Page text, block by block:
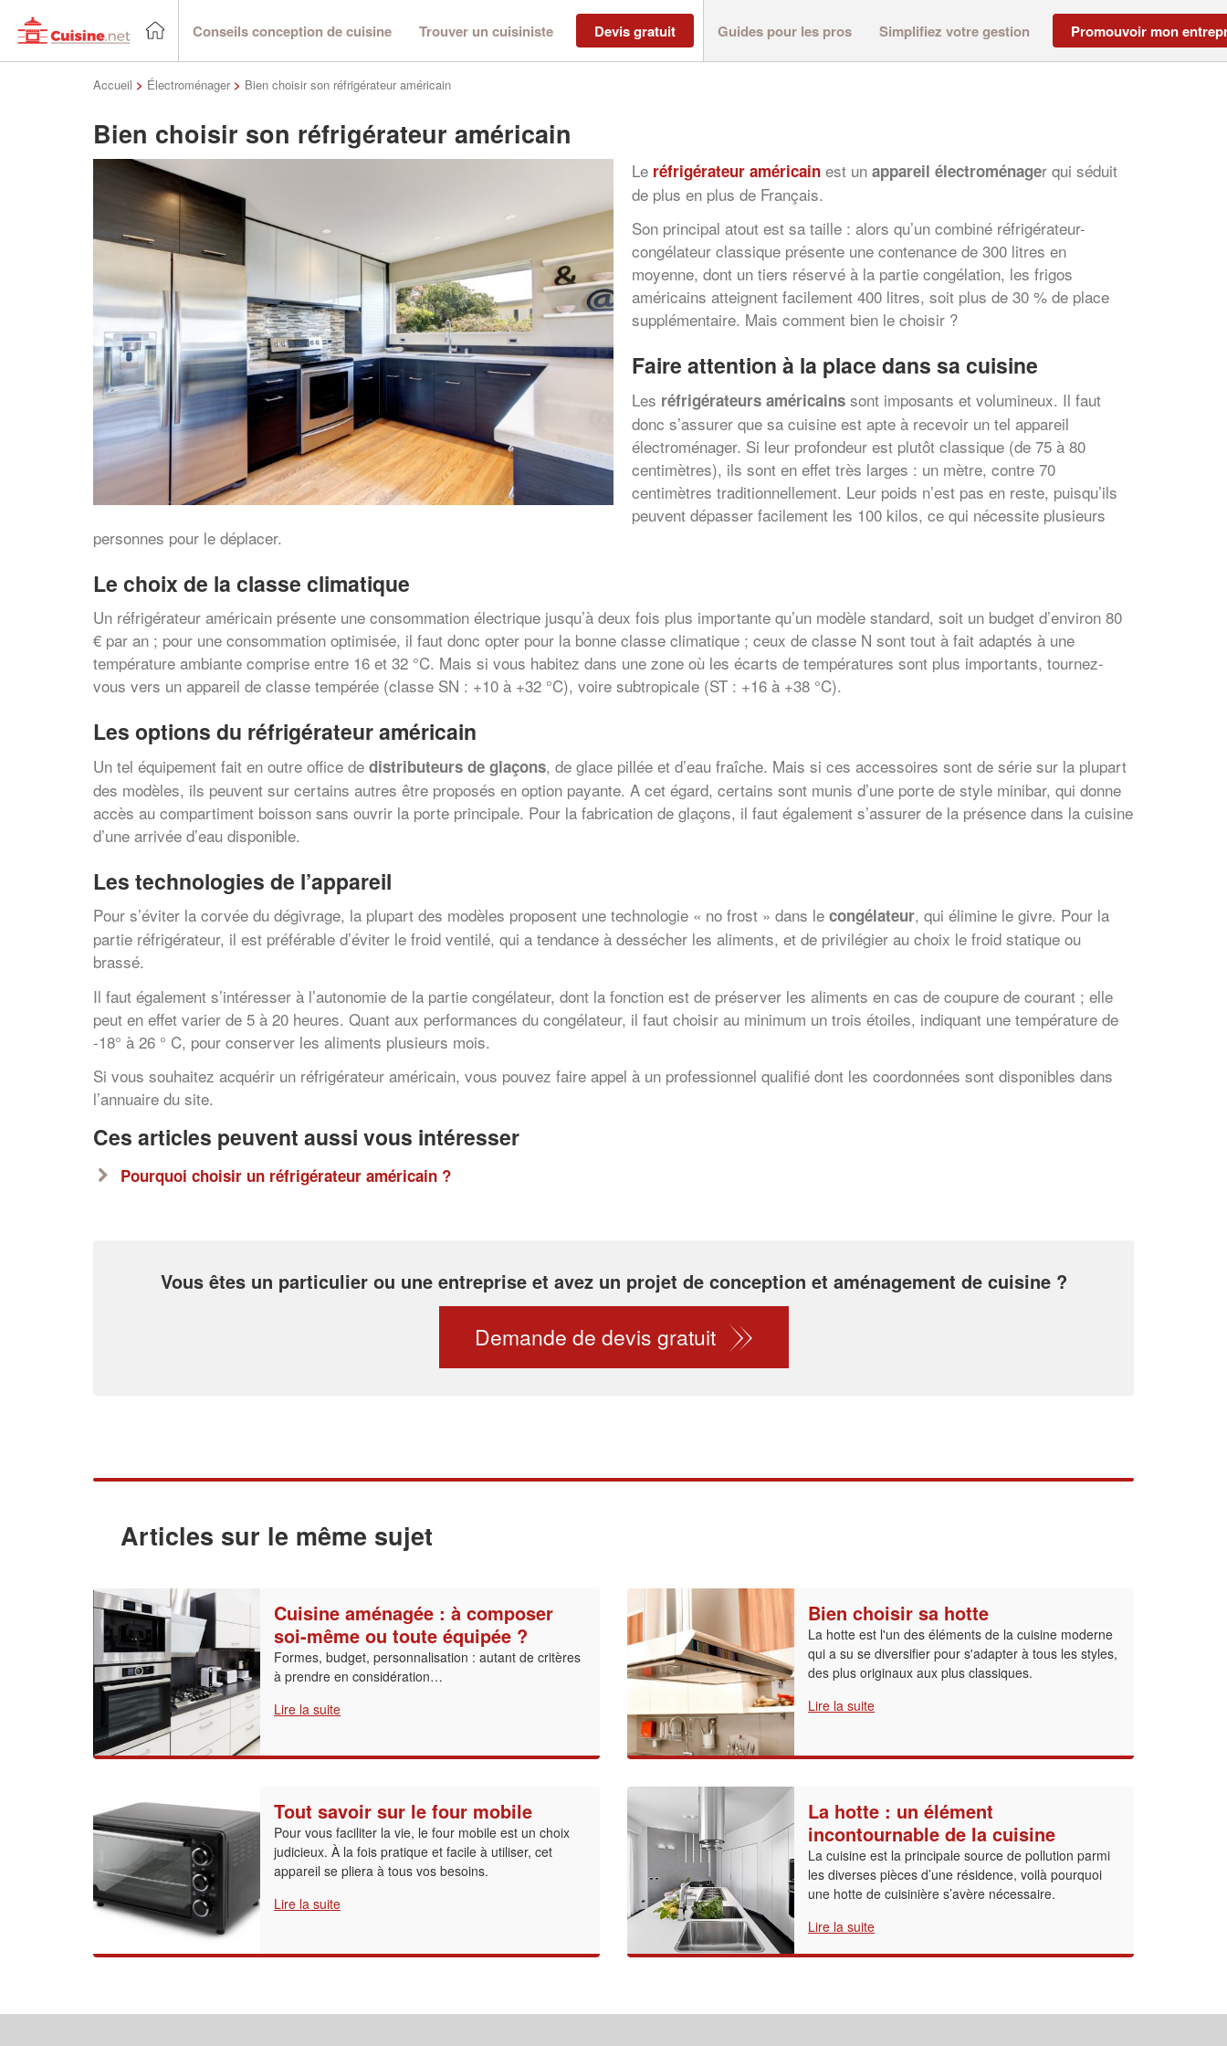
Conseils conception de cuisine Trouver un cuisiniste Devis gratuit Guides pour les pros Simplifiez votre gestion Promouvoir mon
Accueil > Électroménager > Bien choisir son réfrigérateur américain
Bien choisir son réfrigérateur américain
Le réfrigérateur américain est un appareil électroménager qui séduit
de plus en plus de Français.
Son principal atout est sa taille : alors qu’un combiné réfrigérateur-
congélateur classique présente une contenance de 300 litres en
moyenne, dont un tiers réservé à la partie congélation, les frigos
américains atteignent facilement 400 litres, soit plus de 30 % de place
supplémentaire. Mais comment bien le choisir ?
Faire attention à la place dans sa cuisine
Les réfrigérateurs américains sont imposants et volumineux. Il faut
donc s’assurer que sa cuisine est apte à recevoir un tel appareil
électroménager. Si leur profondeur est plutôt classique (de 75 à 80
centimètres), ils sont en effet très larges : un mètre, contre 70
centimètres traditionnellement. Leur poids n’est pas en reste, puisqu’ils
peuvent dépasser facilement les 100 kilos, ce qui nécessite plusieurs
personnes pour le déplacer.
Le choix de la classe climatique
Un réfrigérateur américain présente une consommation électrique jusqu’à deux fois plus importante qu’un modèle standard, soit un budget d’environ 80
€ par an ; pour une consommation optimisée, il faut donc opter pour la bonne classe climatique ; ceux de classe N sont tout à fait adaptés à une
température ambiante comprise entre 16 et 32 °C. Mais si vous habitez dans une zone où les écarts de températures sont plus importants, tournez-
vous vers un appareil de classe tempérée (classe SN : +10 à +32 °C), voire subtropicale (ST : +16 à +38 °C).
Les options du réfrigérateur américain
Un tel équipement fait en outre office de distributeurs de glaçons, de glace pillée et d’eau fraîche. Mais si ces accessoires sont de série sur la plupart
des modèles, ils peuvent sur certains autres être proposés en option payante. A cet égard, certains sont munis d’une porte de style minibar, qui donne
accès au compartiment boisson sans ouvrir la porte principale. Pour la fabrication de glaçons, il faut également s’assurer de la présence dans la cuisine
d’une arrivée d’eau disponible.
Les technologies de l’appareil
Pour s’éviter la corvée du dégivrage, la plupart des modèles proposent une technologie « no frost » dans le congélateur, qui élimine le givre. Pour la
partie réfrigérateur, il est préférable d’éviter le froid ventilé, qui a tendance à dessécher les aliments, et de privilégier au choix le froid statique ou
brassé.
Il faut également s’intéresser à l’autonomie de la partie congélateur, dont la fonction est de préserver les aliments en cas de coupure de courant ; elle
peut en effet varier de 5 à 20 heures. Quant aux performances du congélateur, il faut choisir au minimum un trois étoiles, indiquant une température de
-18° à 26 ° C, pour conserver les aliments plusieurs mois.
Si vous souhaitez acquérir un réfrigérateur américain, vous pouvez faire appel à un professionnel qualifié dont les coordonnées sont disponibles dans
l’annuaire du site.
Ces articles peuvent aussi vous intéresser
Pourquoi choisir un réfrigérateur américain ?
Vous êtes un particulier ou une entreprise et avez un projet de conception et aménagement de cuisine ?
Demande de devis gratuit
Articles sur le même sujet
Cuisine aménagée : à composer
soi-même ou toute équipée ?
Formes, budget, personnalisation : autant de critères
à prendre en considération…
Lire la suite
Bien choisir sa hotte
La hotte est l'un des éléments de la cuisine moderne
qui a su se diversifier pour s'adapter à tous les styles,
des plus originaux aux plus classiques.
Lire la suite
Tout savoir sur le four mobile
Pour vous faciliter la vie, le four mobile est un choix
judicieux. À la fois pratique et facile à utiliser, cet
appareil se pliera à tous vos besoins.
Lire la suite
La hotte : un élément
incontournable de la cuisine
La cuisine est la principale source de pollution parmi
les diverses pièces d’une résidence, voilà pourquoi
une hotte de cuisinière s’avère nécessaire.
Lire la suite
✕